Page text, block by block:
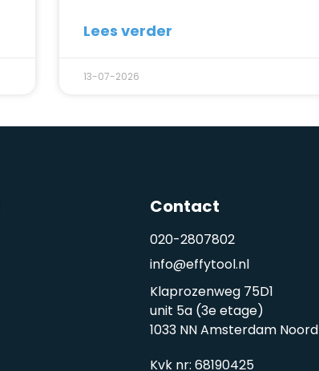
Lees verder
13-07-2026
Contact
020-2807802
info@effytool.nl
Klaprozenweg 75D1
unit 5a (3e etage)
1033 NN Amsterdam Noord
Kvk nr: 68190425